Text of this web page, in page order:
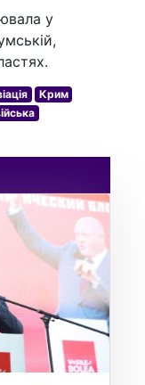
у
Крим